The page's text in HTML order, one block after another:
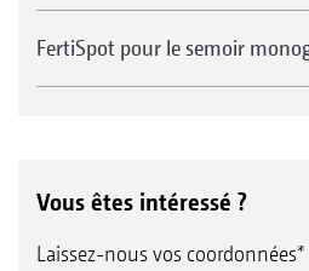
FertiSpot pour le semoir
Vous êtes intéressé ?
Laissez-nous vos